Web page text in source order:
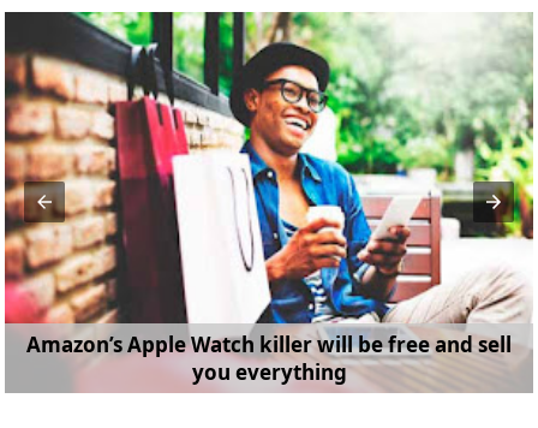
Amazon’s Apple Watch killer will be free and sell
you everything